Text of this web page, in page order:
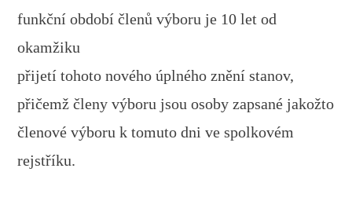
funkční období členů výboru je 10 let od
okamžiku
přijetí tohoto nového úplného znění stanov,
přičemž členy výboru jsou osoby zapsané jakožto
členové výboru k tomuto dni ve spolkovém
rejstříku.